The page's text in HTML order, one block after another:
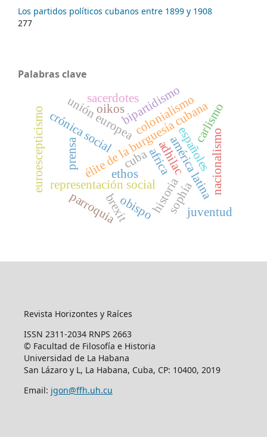
Los partidos políticos cubanos entre 1899 y 1908
277
Palabras clave
crónica socialélite de la burguesía cubana
representación social
adhilac
historiaamérica latina
brexit
unión europea
euroescepticismo cuba españoles
prensa
colonialismo
africa
carlismo
nacionalismo
bipartidismo
oikos
sophía
ethos
obispo
sacerdotes
parroquia juventud
Revista Horizontes y Raíces
ISSN 2311-2034 RNPS 2663
© Facultad de Filosofía e Historia
Universidad de La Habana
San Lázaro y L, La Habana, Cuba, CP: 10400, 2019
Email: jgon@ffh.uh.cu